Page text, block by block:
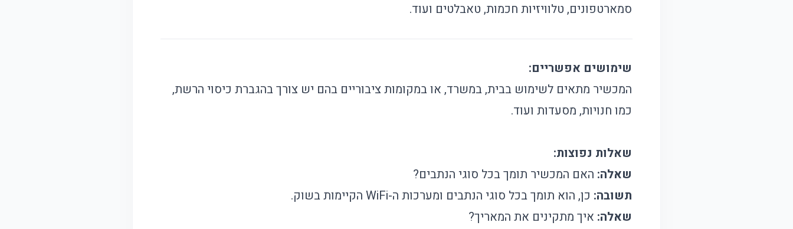
סמארטפונים, טלוויזיות חכמות, טאבלטים ועוד.
שימושים אפשריים:
המכשיר מתאים לשימוש בבית, במשרד, או במקומות ציבוריים בהם יש צורך בהגברת כיסוי הרשת,
כמו חנויות, מסעדות ועוד.
שאלות נפוצות:
שאלה: האם המכשיר תומך בכל סוגי הנתבים?
תשובה: כן, הוא תומך בכל סוגי הנתבים ומערכות ה-WiFi הקיימות בשוק.
שאלה: איך מתקינים את המאריך?